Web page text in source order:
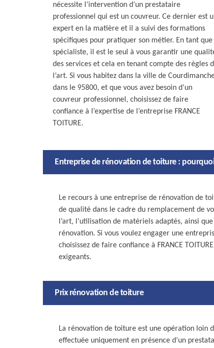
nécessite l’intervention d’un prestataire
professionnel qui est un couvreur. Ce dernier est
expert en la matière et il a suivi des formations
spécifiques pour pratiquer son métier. En tant que
spécialiste, il est le seul à vous garantir une
des services et cela en tenant compte des règles
l’art. Si vous habitez dans la ville de
dans le 95800, et que vous avez besoin d’un
couvreur professionnel, choisissez de faire
confiance à l’expertise de l’entreprise FRANCE
TOITURE.
Entreprise de rénovation de toiture :
Le recours à une entreprise de rénovation de
de qualité dans le cadre du remplacement de
l’art, l’utilisation de matériels adaptés, ainsi
rénovation. Si vous voulez engager une
choisissez de faire confiance à FRANCE
exigeants.
Prix rénovation de toiture
La rénovation de toiture est une opération loin
effectuée uniquement en présence d’un